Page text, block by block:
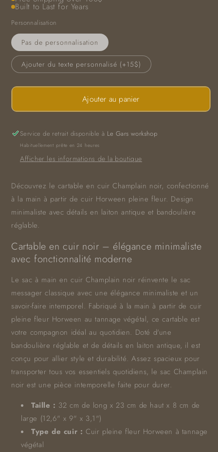
Built to Last for Years
Personnalisation
Pas de personnalisation
Ajouter du texte personnalisé (+15$)
Ajouter au panier
Service de retrait disponible à Le Gars workshop
Habituellement prête en 24 heures
Afficher les informations de la boutique
Découvrez le cartable en cuir Champlain noir, confectionné
à la main à partir de cuir Horween pleine fleur. Design
minimaliste avec détails en laiton antique et bandoulière
réglable.
Cartable en cuir noir – élégance minimaliste
avec fonctionnalité moderne
Le sac à main en cuir Champlain noir réinvente le sac
messager classique avec une élégance minimaliste et un
savoir-faire intemporel. Fabriqué à la main à partir de cuir
pleine fleur Horween au tannage végétal, ce cartable est
votre compagnon idéal au quotidien. Doté d'une
bandoulière réglable et de détails en laiton antique, il est
conçu pour allier style et durabilité. Assez spacieux pour
transporter tous vos essentiels quotidiens, le sac Champlain
noir est une pièce intemporelle faite pour durer.
Taille : 32 cm de long x 23 cm de haut x 8 cm de
large (12,6" x 9" x 3,1")
Type de cuir : Cuir pleine fleur Horween à tannage
végétal